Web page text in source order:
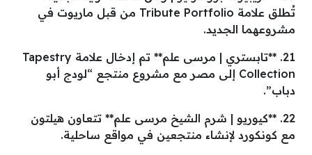
تُطلق علامة Tribute Portfolio من قبل ماريوت في
مشروعهما الجديد.
21. **تابستري | مرسى علم** تم إدخال علامة Tapestry
Collection إلى مصر مع مشروع منتجع “لودج أبو
دباب”.
22. **كيوريو | شرم الشيخ مرسى علم** تتعاون هيلتون
مع كونكورد لإنشاء منتجعين في مواقع ساحلية.